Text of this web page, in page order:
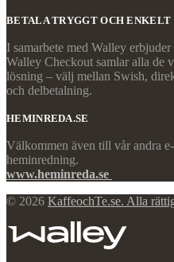
BETALA TRYGGT OCH ENKELT
I samarbete med Walley
Walley Checkout samlar alla de
lösning – välj mellan Swish,
och delbetalning.
HEMINREDA.SE
Välkommen även till vår andra
heminredning.
www.heminreda.se
© 2026 KaffeochTe.se. Alla